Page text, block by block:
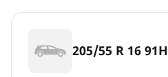
205/55 R 16 91H